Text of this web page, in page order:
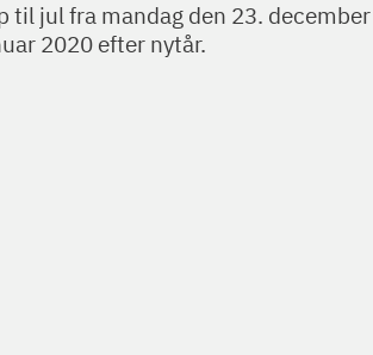
til jul fra mandag den 23.
2020 efter nytår.